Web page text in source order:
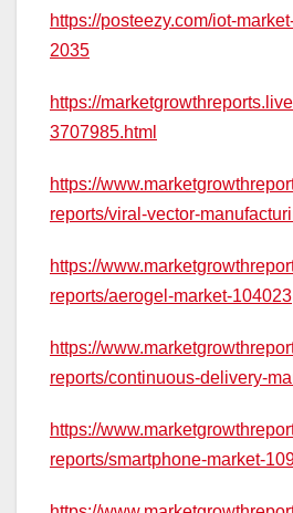
https://posteezy.com/iot-
2035
https://
3707985.html
https://
reports/viral-vector-
https://
reports/aerogel-market-104023
https://
reports/continuous-delivery-
https://
reports/smartphone-market-